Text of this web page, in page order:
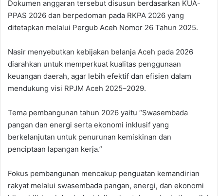
Dokumen anggaran tersebut disusun berdasarkan KUA-
PPAS 2026 dan berpedoman pada RKPA 2026 yang
ditetapkan melalui Pergub Aceh Nomor 26 Tahun 2025.
Nasir menyebutkan kebijakan belanja Aceh pada 2026
diarahkan untuk memperkuat kualitas penggunaan
keuangan daerah, agar lebih efektif dan efisien dalam
mendukung visi RPJM Aceh 2025–2029.
Tema pembangunan tahun 2026 yaitu “Swasembada
pangan dan energi serta ekonomi inklusif yang
berkelanjutan untuk penurunan kemiskinan dan
penciptaan lapangan kerja.”
Fokus pembangunan mencakup penguatan kemandirian
rakyat melalui swasembada pangan, energi, dan ekonomi